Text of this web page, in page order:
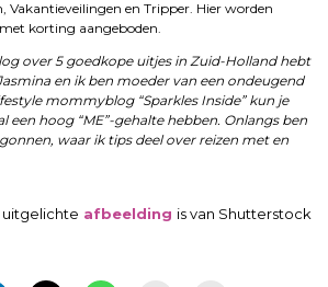
Vakantieveilingen en Tripper. Hier worden
korting aangeboden.
over 5 goedkope uitjes in Zuid-Holland hebt
en ik ben moeder van een ondeugend
mommyblog “Sparkles Inside” kun je
een hoog “ME”-gehalte hebben. Onlangs ben
waar ik tips deel over reizen met en
uitgelichte afbeelding is van Shutterstock